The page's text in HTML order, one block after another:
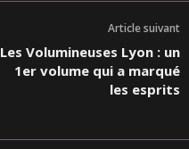
Article suivant
Les Volumineuses Lyon : un
1er volume qui a marqué
les esprits